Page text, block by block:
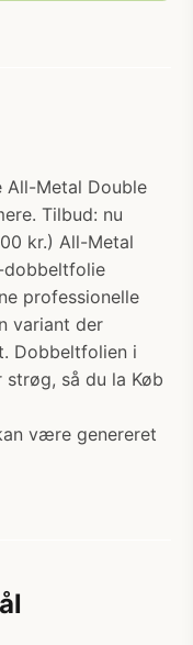
All-Metal Double
Tilbud: nu
kr.) All-Metal
dobbeltfolie
professionelle
variant der
Dobbeltfolien i
så du la Køb
være genereret